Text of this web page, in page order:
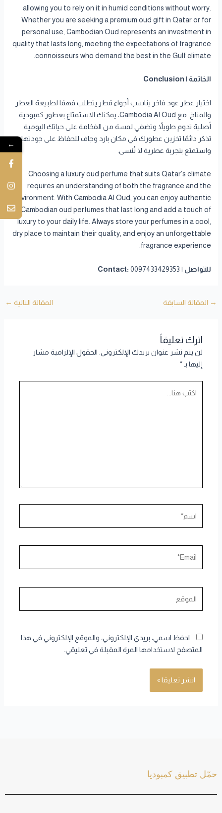
allowing you to rely on it in humid conditions without worry.
Whether you are seeking a premium oud gift in Qatar or for
personal use, Cambodian Oud represents an investment in
quality that lasts long, meeting the expectations of fragrance
connoisseurs who demand the best in the Gulf climate.
الخاتمة | Conclusion
اختيار عطر عود فاخر يناسب أجواء قطر يتطلب فهمًا لطبيعة العطر
والمناخ. مع Cambodia Al Oud، يمكنك الاستمتاع بعطور كمبودية
أصلية تدوم طويلاً وتضفي لمسة من الفخامة على حياتك اليومية.
تذكر دائمًا تخزين عطورك في مكان بارد وجاف للحفاظ على جودتها،
واستمتع بتجربة عطرية لا تُنسى.
Choosing a luxury oud perfume that suits Qatar’s climate
requires an understanding of both the fragrance and the
environment. With Cambodia Al Oud, you can enjoy authentic
Cambodian oud perfumes that last long and add a touch of
luxury to your daily life. Always store your perfumes in a cool,
dry place to maintain their quality, and enjoy an unforgettable
fragrance experience.
للتواصل | Contact: 0097433429353
→ المقالة السابقة المقالة التالية ←
اترك تعليقاً
لن يتم نشر عنوان بريدك الإلكتروني. الحقول الإلزامية مشار
إليها بـ*
احفظ اسمي، بريدي الإلكتروني، والموقع الإلكتروني في هذا
المتصفح لاستخدامها المرة المقبلة في تعليقي.
حمّل تطبيق كمبوديا
←